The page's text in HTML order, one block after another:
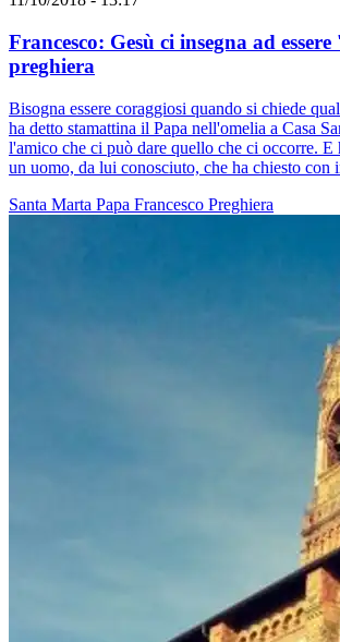
Francesco: Gesù ci insegna ad
preghiera
Bisogna essere coraggiosi quando si chiede
ha detto stamattina il Papa nell'omelia a Casa
l'amico che ci può dare quello che ci occorre. E
un uomo, da lui conosciuto, che ha chiesto con
Santa Marta Papa Francesco Preghiera